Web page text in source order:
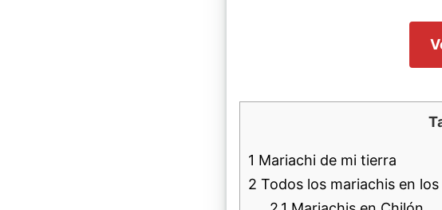
1 Mariachi de mi tierra
2 Todos los mariachis en